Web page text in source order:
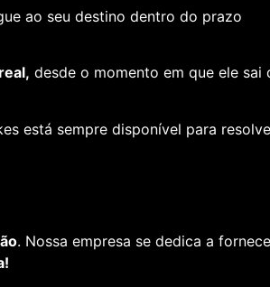
ao seu destino dentro do prazo
desde o momento em que ele sai
está sempre disponível para
. Nossa empresa se dedica a